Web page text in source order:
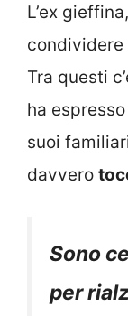
L’ex
condividere
Tra questi
ha espresso
suoi
davvero
Sono
per